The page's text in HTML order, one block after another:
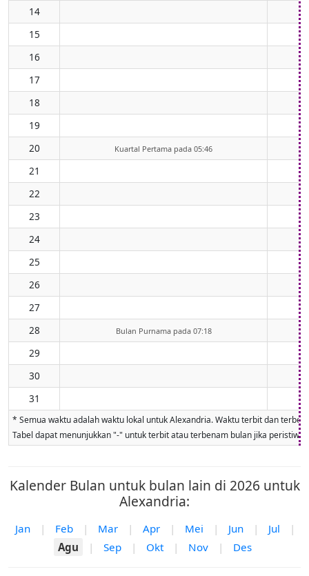
14
15
16
17
18
19
20
Kuartal Pertama pada 05:46
21
22
23
24
25
26
27
28
Bulan Purnama pada 07:18
29
30
31
* Semua waktu adalah waktu lokal untuk Alexandria. Waktu terbit dan
Tabel dapat menunjukkan "-" untuk terbit atau terbenam bulan jika
Kalender Bulan untuk bulan lain di 2026 untuk
Alexandria:
Jan | Feb | Mar | Apr | Mei | Jun | Jul
|
Agu
| Sep | Okt | Nov | Des